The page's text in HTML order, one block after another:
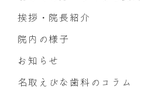
挨拶・院長紹介
院内の様子
お知らせ
名取えびな歯科のコラム